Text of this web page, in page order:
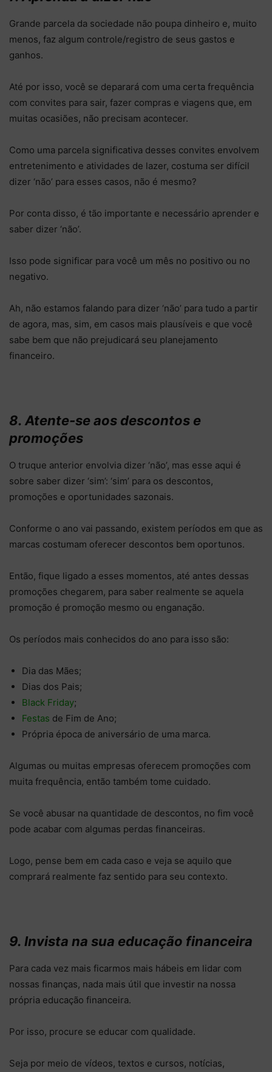
Grande parcela da sociedade não poupa dinheiro e, muito
menos, faz algum controle/registro de seus gastos e
ganhos.
Até por isso, você se deparará com uma certa frequência
com convites para sair, fazer compras e viagens que, em
muitas ocasiões, não precisam acontecer.
Como uma parcela significativa desses convites envolvem
entretenimento e atividades de lazer, costuma ser difícil
dizer ‘não’ para esses casos, não é mesmo?
Por conta disso, é tão importante e necessário aprender e
saber dizer ‘não’.
Isso pode significar para você um mês no positivo ou no
negativo.
Ah, não estamos falando para dizer ‘não’ para tudo a partir
de agora, mas, sim, em casos mais plausíveis e que você
sabe bem que não prejudicará seu planejamento
financeiro.
8. Atente-se aos descontos e
promoções
O truque anterior envolvia dizer ‘não’, mas esse aqui é
sobre saber dizer ‘sim’: ‘sim’ para os descontos,
promoções e oportunidades sazonais.
Conforme o ano vai passando, existem períodos em que as
marcas costumam oferecer descontos bem oportunos.
Então, fique ligado a esses momentos, até antes dessas
promoções chegarem, para saber realmente se aquela
promoção é promoção mesmo ou enganação.
Os períodos mais conhecidos do ano para isso são:
Dia das Mães;
Dias dos Pais;
Black Friday;
Festas de Fim de Ano;
Própria época de aniversário de uma marca.
Algumas ou muitas empresas oferecem promoções com
muita frequência, então também tome cuidado.
Se você abusar na quantidade de descontos, no fim você
pode acabar com algumas perdas financeiras.
Logo, pense bem em cada caso e veja se aquilo que
comprará realmente faz sentido para seu contexto.
9. Invista na sua educação financeira
Para cada vez mais ficarmos mais hábeis em lidar com
nossas finanças, nada mais útil que investir na nossa
própria educação financeira.
Por isso, procure se educar com qualidade.
Seja por meio de vídeos, textos e cursos, notícias,